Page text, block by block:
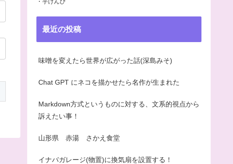
最近の投稿
味噌を変えたら世界が広がった話(深島みそ)
Chat GPT にネコを描かせたら名作が生まれた
Markdown方式というものに対する、文系的視点から
訴えたい事！
山形県 赤湯 さかえ食堂
イナバガレージ(物置)に換気扇を設置する！